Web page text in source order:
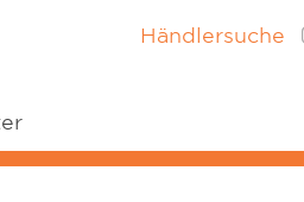
Händlersuche